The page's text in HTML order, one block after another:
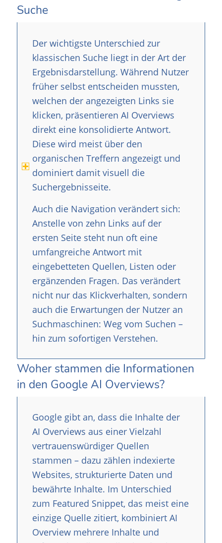
Suche
Der wichtigste Unterschied zur
klassischen Suche liegt in der Art der
Ergebnisdarstellung. Während Nutzer
früher selbst entscheiden mussten,
welchen der angezeigten Links sie
klicken, präsentieren AI Overviews
direkt eine konsolidierte Antwort.
Diese wird meist über den
organischen Treffern angezeigt und
dominiert damit visuell die
Suchergebnisseite.
Auch die Navigation verändert sich:
Anstelle von zehn Links auf der
ersten Seite steht nun oft eine
umfangreiche Antwort mit
eingebetteten Quellen, Listen oder
ergänzenden Fragen. Das verändert
nicht nur das Klickverhalten, sondern
auch die Erwartungen der Nutzer an
Suchmaschinen: Weg vom Suchen –
hin zum sofortigen Verstehen.
Woher stammen die Informationen
in den Google AI Overviews?
Google gibt an, dass die Inhalte der
AI Overviews aus einer Vielzahl
vertrauenswürdiger Quellen
stammen – dazu zählen indexierte
Websites, strukturierte Daten und
bewährte Inhalte. Im Unterschied
zum Featured Snippet, das meist eine
einzige Quelle zitiert, kombiniert AI
Overview mehrere Inhalte und